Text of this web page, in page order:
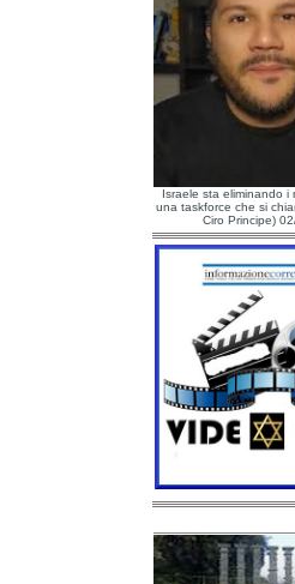
Israele sta eliminando i
una taskforce che si
Ciro Principe)